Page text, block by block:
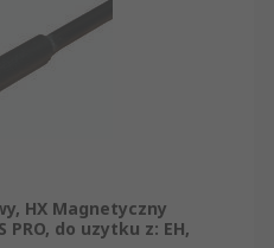
HX Magnetyczny
PRO, do uzytku z: EH,